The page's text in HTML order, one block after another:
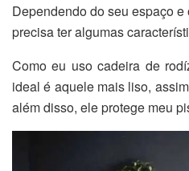
Dependendo do seu espaço
precisa ter algumas
Como eu uso cadeira de
ideal é aquele mais liso,
além disso, ele protege meu